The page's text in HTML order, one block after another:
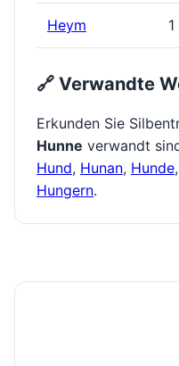
Heym 1
🔗 Verwandte
Erkunden Sie
Hunne verwandt
Hund, Hunan, Hunde,
Hungern.